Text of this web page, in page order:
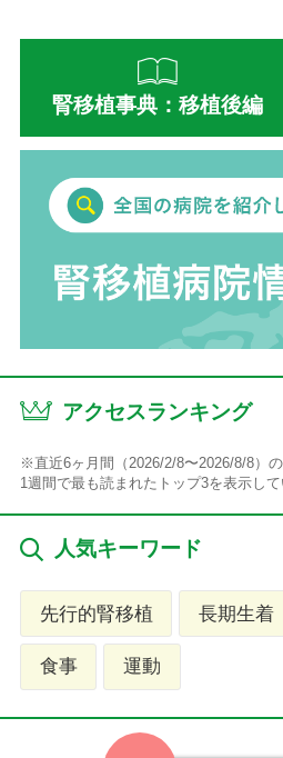
腎移植事典：移植後編
アクセスランキング
※直近6ヶ月間（2026/2/8〜2026/8/8）
1週間で最も読まれたトップ3を表示して
人気キーワード
先行的腎移植 長期生着
食事 運動